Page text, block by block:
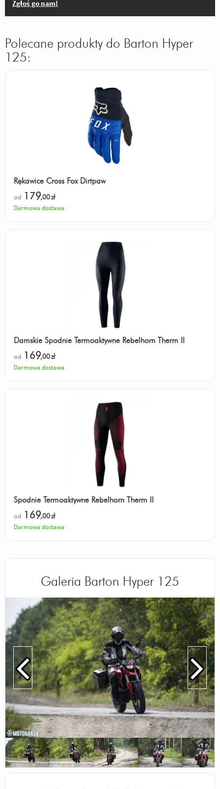
Zgłoś go nam!
Polecane produkty do Barton Hyper
125:
Rękawice Cross Fox Dirtpaw
od 179,00zł
Darmowa dostawa
Damskie Spodnie Termoaktywne Rebelhorn Therm II
od 169,00zł
Darmowa dostawa
Spodnie Termoaktywne Rebelhorn Therm II
od 169,00zł
Darmowa dostawa
Galeria Barton Hyper 125